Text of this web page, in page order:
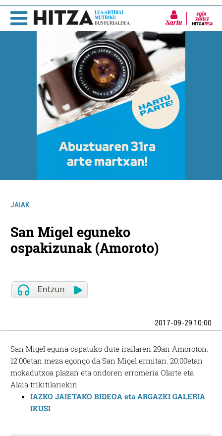
Sartu
JAIAK
San Migel eguneko
ospakizunak (Amoroto)
2017-09-29 10:00
San Migel eguna ospatuko dute irailaren 29an Amoroton.
12:00etan meza egongo da San Migel ermitan. 20:00etan
mokadutxoa plazan eta ondoren erromeria Olarte eta
Alaia trikitilariekin.
IAZKO JAIETAKO BIDEOA eta ARGAZKI GALERIA
IKUSI